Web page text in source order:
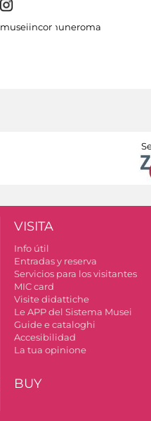
museiincomuneroma
VISITA
Info útil
Entradas y reserva
Servicios para los visitantes
MIC card
Visite didattiche
Le APP del Sistema Musei
Guide e cataloghi
Accesibilidad
La tua opinione
BUY